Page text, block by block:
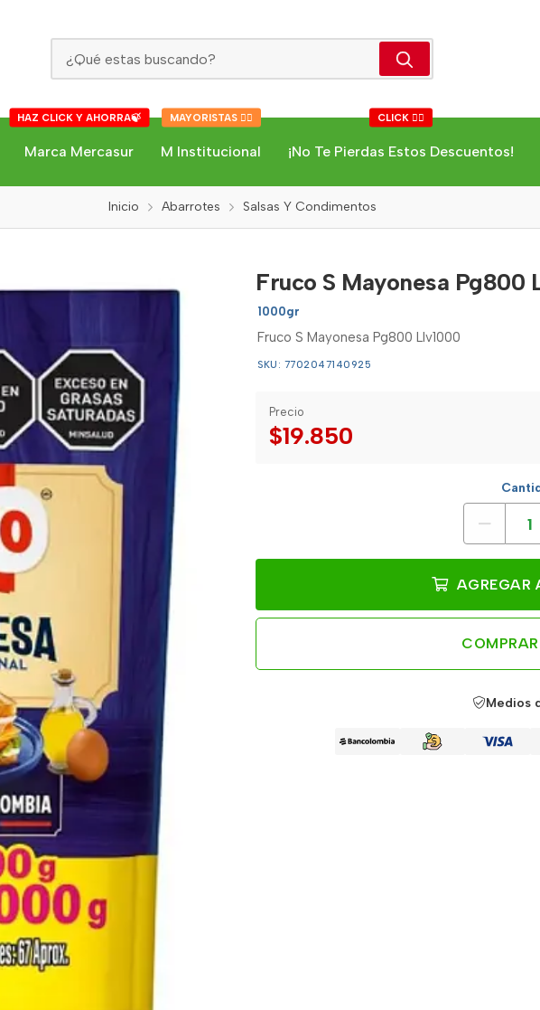
Marca Mercasur
HAZ CLICK Y AHORRA🍃
M Institucional
MAYORISTAS 👇🏻
¡No Te Pierdas Estos Descuentos!
CLICK 👇🏻
Inicio Abarrotes Salsas Y Condimentos
Fruco S Mayonesa Pg800
1000gr
Fruco S Mayonesa Pg800 Llv1000
SKU: 7702047140925
Precio
$19.850
AGREGAR
Medios